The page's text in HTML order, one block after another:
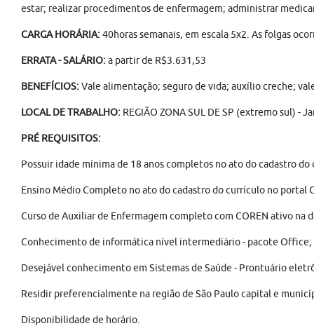
estar; realizar procedimentos de enfermagem; administrar
CARGA HORÁRIA:40horas semanais, em escala 5x2. As folgas
ERRATA - SALÁRIO:a partir de R$3.631,53
BENEFÍCIOS:Vale alimentação; seguro de vida; auxílio creche;
LOCAL DE TRABALHO: REGIÃO ZONA SUL DE SP (extremo sul) -
PRÉ REQUISITOS:
Possuir idade mínima de 18 anos completos no ato do cadastro
Ensino Médio Completo no ato do cadastro do currículo no portal
Curso de Auxiliar de Enfermagem completo com COREN ativo na
Conhecimento de informática nível intermediário - pacote Office;
Desejável conhecimento em Sistemas de Saúde - Prontuário
Residir preferencialmente na região de São Paulo capital e
Disponibilidade de horário.